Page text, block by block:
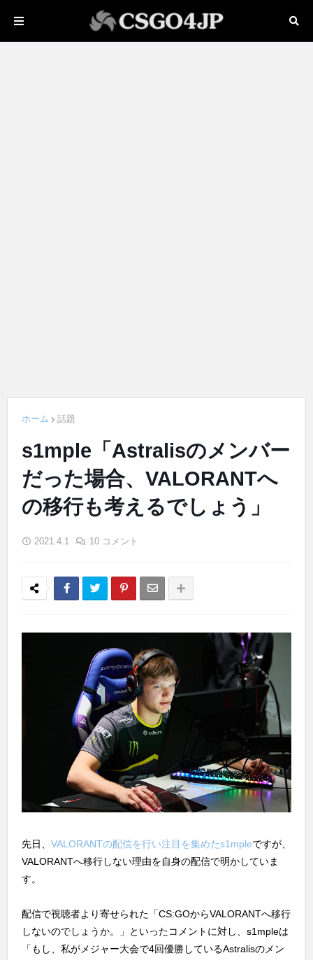
ホーム 話題
s1mple「Astralisのメンバー
だった場合、VALORANTへ
の移行も考えるでしょう」
2021.4.1 10 コメント
先日、 VALORANTの配信を行い注目を集めたs1mpleですが、
VALORANTへ移行しない理由を自身の配信で明かしていま
す。
配信で視聴者より寄せられた「CS:GOからVALORANTへ移行
しないのでしょうか。」といったコメントに対し、s1mpleは
「もし、私がメジャー大会で4回優勝しているAstralisのメン